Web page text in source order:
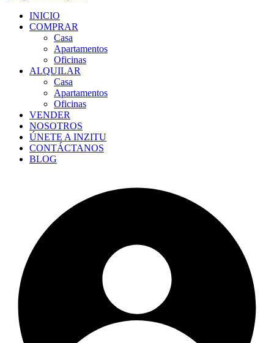
INICIO
COMPRAR
Casa
Apartamentos
Oficinas
ALQUILAR
Casa
Apartamentos
Oficinas
VENDER
NOSOTROS
ÚNETE A INZITU
CONTÁCTANOS
BLOG